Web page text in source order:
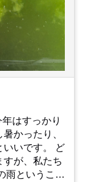
はすっかり
かったり、
いいです。 ど
すが、私たち
雨というこば